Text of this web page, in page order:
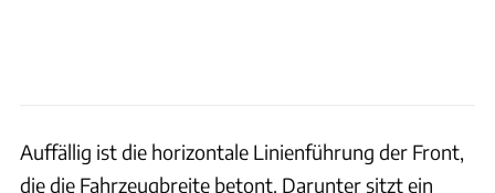
Auffällig ist die horizontale Linienführung der Front,
die die Fahrzeugbreite betont. Darunter sitzt ein